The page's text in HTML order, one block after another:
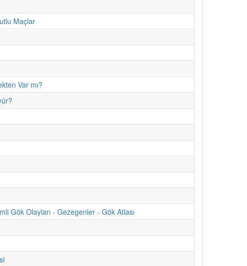
Maçlar
Var mı?
Gök Olayları - Gezegenler - Gök Atlası